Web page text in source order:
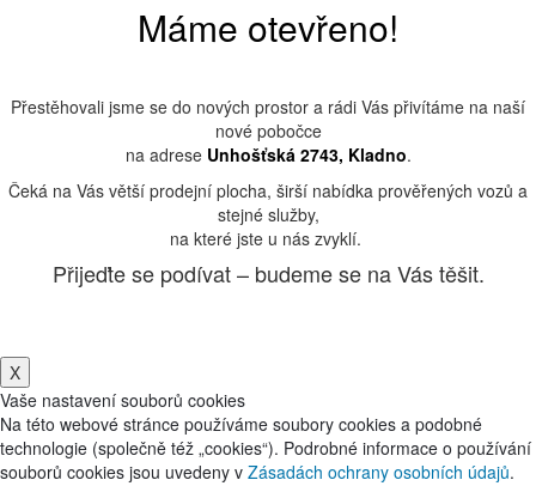
Máme otevřeno!
Přestěhovali jsme se do nových prostor a rádi Vás přivítáme na naší
nové pobočce
na adrese Unhošťská 2743, Kladno.
Čeká na Vás větší prodejní plocha, širší nabídka prověřených vozů a
stejné služby,
na které jste u nás zvyklí.
Přijeďte se podívat – budeme se na Vás těšit.
X
Vaše nastavení souborů cookies
Na této webové stránce používáme soubory cookies a podobné
technologie (společně též „cookies“). Podrobné informace o používání
souborů cookies jsou uvedeny v Zásadách ochrany osobních údajů.